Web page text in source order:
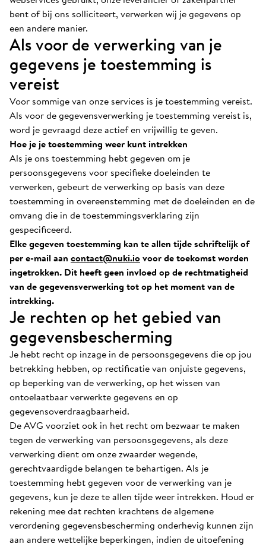
bent of bij ons solliciteert, verwerken wij je gegevens op
een andere manier.
Als voor de verwerking van je
gegevens je toestemming is
vereist
Voor sommige van onze services is je toestemming vereist.
Als voor de gegevensverwerking je toestemming vereist is,
word je gevraagd deze actief en vrijwillig te geven.
Hoe je je toestemming weer kunt intrekken
Als je ons toestemming hebt gegeven om je
persoonsgegevens voor specifieke doeleinden te
verwerken, gebeurt de verwerking op basis van deze
toestemming in overeenstemming met de doeleinden en de
omvang die in de toestemmingsverklaring zijn
gespecificeerd.
Elke gegeven toestemming kan te allen tijde schriftelijk of
per e-mail aan contact@nuki.iovoor de toekomst worden
ingetrokken. Dit heeft geen invloed op de rechtmatigheid
van de gegevensverwerking tot op het moment van de
intrekking.
Je rechten op het gebied van
gegevensbescherming
Je hebt recht op inzage in de persoonsgegevens die op jou
betrekking hebben, op rectificatie van onjuiste gegevens,
op beperking van de verwerking, op het wissen van
ontoelaatbaar verwerkte gegevens en op
gegevensoverdraagbaarheid.
De AVG voorziet ook in het recht om bezwaar te maken
tegen de verwerking van persoonsgegevens, als deze
verwerking dient om onze zwaarder wegende,
gerechtvaardigde belangen te behartigen. Als je
toestemming hebt gegeven voor de verwerking van je
gegevens, kun je deze te allen tijde weer intrekken. Houd er
rekening mee dat rechten krachtens de algemene
verordening gegevensbescherming onderhevig kunnen zijn
aan andere wettelijke beperkingen, indien de uitoefening